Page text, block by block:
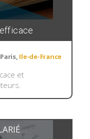
Ile-de-France
et